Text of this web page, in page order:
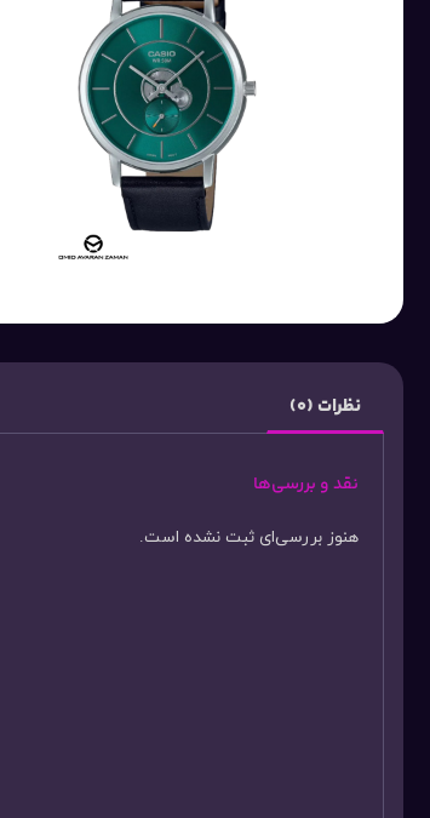
نظرات (0)
نقد و بررسی‌ها
هنوز بررسی‌ای ثبت نشده است.